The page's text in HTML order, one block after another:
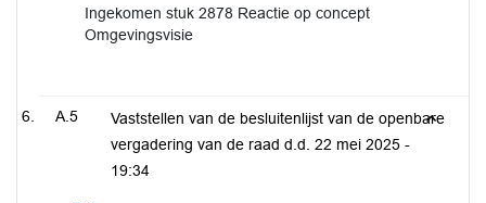
Ingekomen stuk 2878 Reactie op concept
Omgevingsvisie
A.5
Vaststellen van de besluitenlijst van de openbare
vergadering van de raad d.d. 22 mei 2025 -
19:34